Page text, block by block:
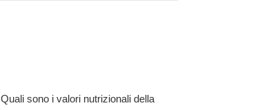
Quali sono i valori nutrizionali della